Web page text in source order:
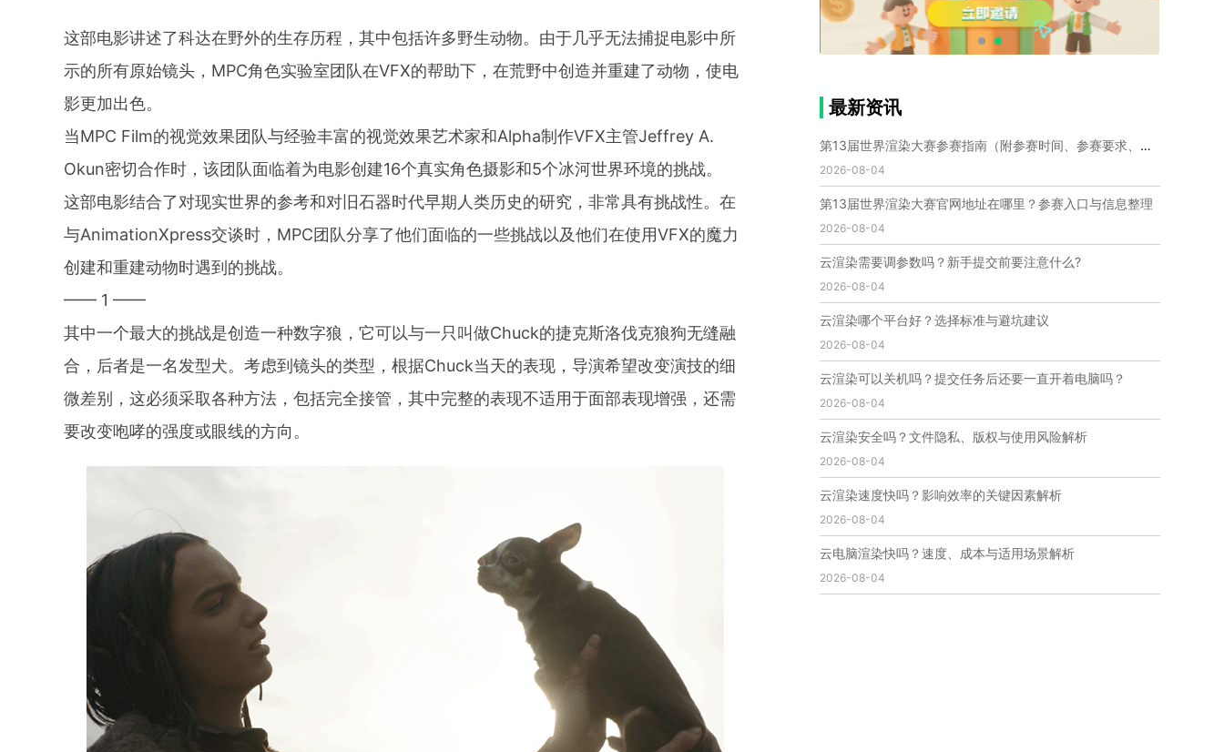
这部电影讲述了科达在野外的生存历程，其中包括许多野生动物。由于几乎无法捕捉电影中所
示的所有原始镜头，MPC角色实验室团队在VFX的帮助下，在荒野中创造并重建了动物，使电
影更加出色。
当MPC Film的视觉效果团队与经验丰富的视觉效果艺术家和Alpha制作VFX主管Jeffrey A.
Okun密切合作时，该团队面临着为电影创建16个真实角色摄影和5个冰河世界环境的挑战。
这部电影结合了对现实世界的参考和对旧石器时代早期人类历史的研究，非常具有挑战性。在
与AnimationXpress交谈时，MPC团队分享了他们面临的一些挑战以及他们在使用VFX的魔力
创建和重建动物时遇到的挑战。
—— 1 ——
其中一个最大的挑战是创造一种数字狼，它可以与一只叫做Chuck的捷克斯洛伐克狼狗无缝融
合，后者是一名发型犬。考虑到镜头的类型，根据Chuck当天的表现，导演希望改变演技的细
微差别，这必须采取各种方法，包括完全接管，其中完整的表现不适用于面部表现增强，还需
要改变咆哮的强度或眼线的方向。
视频渲染农场
渲染农场软件
cpu渲染农场
渲染农场费用
渲染农场下载
模型软件
建模渲染软件
三维建模渲染
3d建模渲染
云渲染农场
C4D渲染农场
渲染农场收费
云渲染农场价格
瑞云渲染农场价格
动画渲染农场
第十一届世界渲染大赛
世界渲染大赛时间
世界渲染大赛官网
国际渲染大赛
国际渲染大赛排名
世界渲染大赛软件
瑞云官网
瑞云科技 端云
瑞云渲染官网
网络渲染软件
云渲染服务
云渲染怎么收费
云渲染怎么用
云渲染技术
云渲染原理 云渲染插件
云渲染软件
云渲染引擎
云渲染主机
云渲染软件厂家
免费云渲染
云渲染网站
云渲染收费 云渲染厂家
云渲染厂商
瑞云渲染大赛
3d渲染大赛
CG动画渲染大赛
瑞云渲染大赛报名页
瑞云渲染大赛奖项
瑞云渲染大赛历届大赛回顾
云渲染电脑
云渲染配置 云主机渲染
视频云渲染
实时渲染云
最新资讯
第13届世界渲染大赛参赛指南（附参赛时间、参赛要求、赛事奖励等）
2026-08-04
第13届世界渲染大赛官网地址在哪里？参赛入口与信息整理
2026-08-04
云渲染需要调参数吗？新手提交前要注意什么?
2026-08-04
云渲染哪个平台好？选择标准与避坑建议
2026-08-04
云渲染可以关机吗？提交任务后还要一直开着电脑吗？
2026-08-04
云渲染安全吗？文件隐私、版权与使用风险解析
2026-08-04
云渲染速度快吗？影响效率的关键因素解析
2026-08-04
云电脑渲染快吗？速度、成本与适用场景解析
2026-08-04